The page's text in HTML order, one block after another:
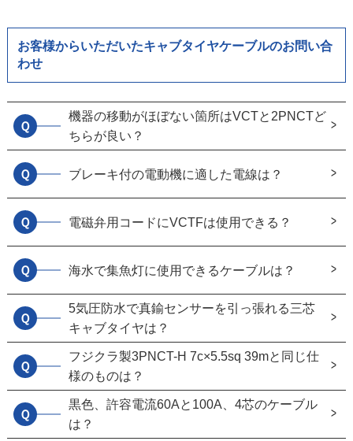
お客様からいただいたキャブタイヤケーブルのお問い合
わせ
Ｑ
機器の移動がほぼない箇所はVCTと2PNCTど
ちらが良い？
Ｑ ブレーキ付の電動機に適した電線は？
Ｑ 電磁弁用コードにVCTFは使用できる？
Ｑ 海水で集魚灯に使用できるケーブルは？
Ｑ
5気圧防水で真鍮センサーを引っ張れる三芯
キャブタイヤは？
Ｑ
フジクラ製3PNCT-H 7c×5.5sq 39mと同じ仕
様のものは？
Ｑ
黒色、許容電流60Aと100A、4芯のケーブル
は？